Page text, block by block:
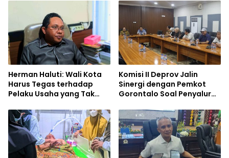
Herman Haluti: Wali Kota
Harus Tegas terhadap
Pelaku Usaha yang Tak
Komisi II Deprov Jalin
Sinergi dengan Pemkot
Gorontalo Soal Penyaluran